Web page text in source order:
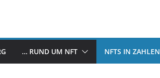
… RUND UM NFT NFTS IN ZAHLEN